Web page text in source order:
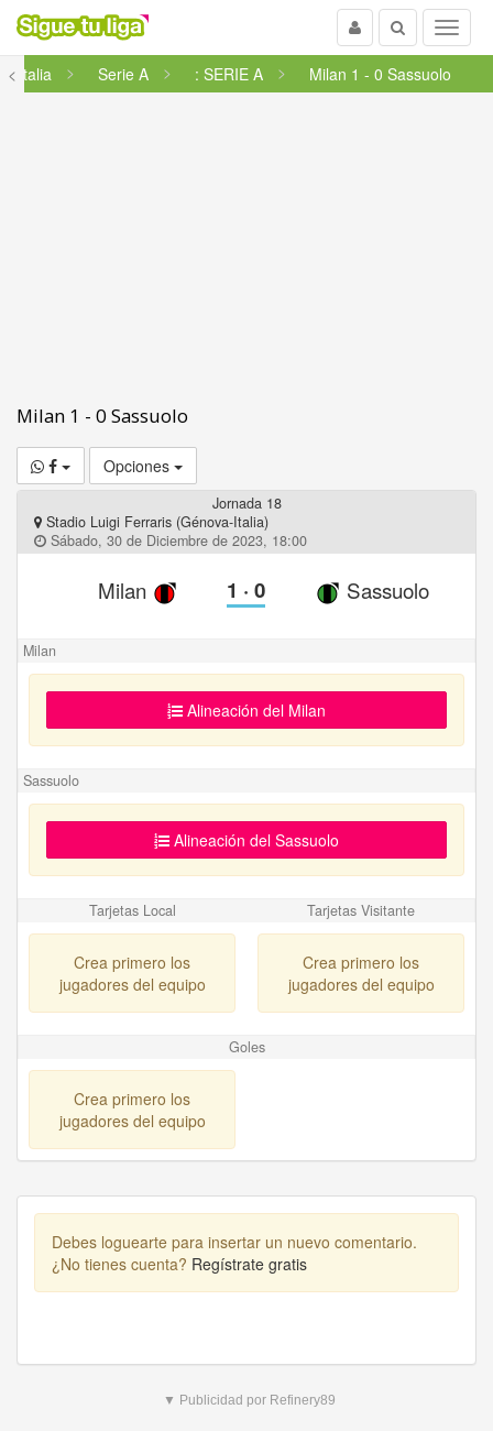
Menu
Buscar
Usuario
< Italia Serie A : SERIE A Milan 1 - 0 Sassuolo
Milan 1 - 0 Sassuolo
Opciones
Jornada 18
Stadio Luigi Ferraris (Génova-Italia)
Sábado, 30 de Diciembre de 2023, 18:00
Milan 1 ·0 Sassuolo
Milan
Alineación del Milan
Sassuolo
Alineación del Sassuolo
Tarjetas Local Tarjetas Visitante
Crea primero los
jugadores del equipo
Crea primero los
jugadores del equipo
Goles
Crea primero los
jugadores del equipo
Debes loguearte para insertar un nuevo comentario.
¿No tienes cuenta? Regístrate gratis
▼ Publicidad por Refinery89